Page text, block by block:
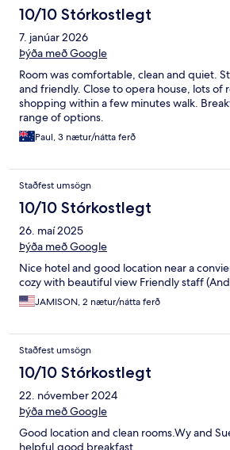
10/10 Stórkostlegt
7. janúar 2026
Þýða með Google
Room was comfortable, clean and quiet.
and friendly. Close to opera house, lots of
shopping within a few minutes walk.
range of options.
Paul, 3 nætur/nátta ferð
Staðfest umsögn
10/10 Stórkostlegt
26. maí 2025
Þýða með Google
Nice hotel and good location near a
cozy with beautiful view Friendly staff
JAMISON, 2 nætur/nátta ferð
Staðfest umsögn
10/10 Stórkostlegt
22. nóvember 2024
Þýða með Google
Good location and clean rooms.Wy and
helpful.good breakfast